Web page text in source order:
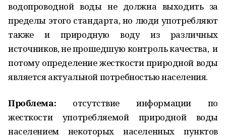
водопроводной воды не должна выходить за
пределы этого стандарта, но люди употребляют
также и природную воду из различных
источников, не прошедшую контроль качества, и
потому определение жесткости природной воды
является актуальной потребностью населения.
Проблема: отсутствие информации по
жесткости употребляемой природной воды
населением некоторых населенных пунктов